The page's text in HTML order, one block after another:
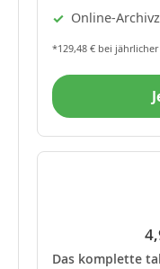
Online-
*129,48 € bei
Das komplette